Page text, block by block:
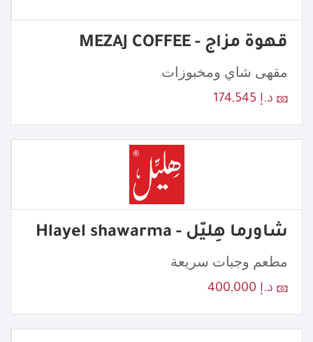
قهوة مزاج - MEZAJ COFFEE
مقهى شاي ومخبوزات
د.إ 174,545
شاورما هِليّل - Hlayel shawarma
مطعم وجبات سريعة
د.إ 400,000